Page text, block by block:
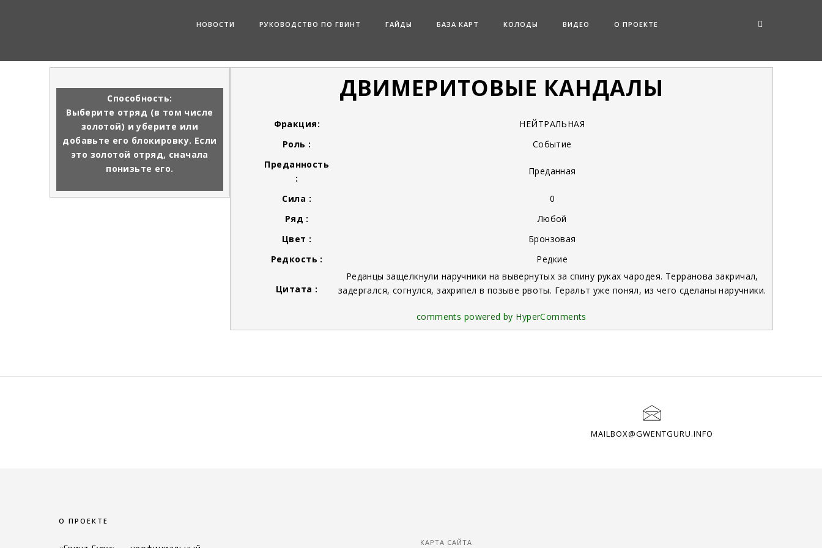
НОВОСТИ РУКОВОДСТВО ПО ГВИНТ ГАЙДЫ БАЗА КАРТ КОЛОДЫ ВИДЕО О ПРОЕКТЕ
Способность:
Выберите отряд (в том числе
золотой) и уберите или
добавьте его блокировку. Если
это золотой отряд, сначала
понизьте его.
ДВИМЕРИТОВЫЕ КАНДАЛЫ
Фракция:
НЕЙТРАЛЬНАЯ
Роль :
Событие
Преданность
:
Преданная
Сила :
0
Ряд :
Любой
Цвет :
Бронзовая
Редкость :
Редкие
Цитата :
Реданцы защелкнули наручники на вывернутых за спину руках чародея. Терранова закричал,
задергался, согнулся, захрипел в позыве рвоты. Геральт уже понял, из чего сделаны наручники.
comments powered by HyperComments
MAILBOX@GWENTGURU.INFO
О ПРОЕКТЕ
КАРТА САЙТА